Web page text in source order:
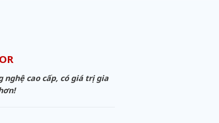
nghệ cao cấp, có giá trị gia